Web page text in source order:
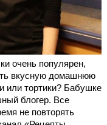
очень популярен,
вкусную домашнюю
или тортики? Бабушке
блогер. Все
не повторять